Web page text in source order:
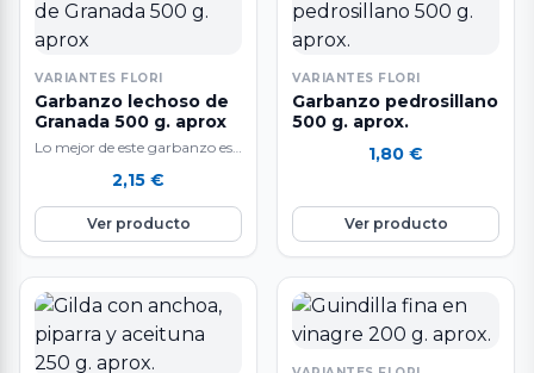
VARIANTES FLORI
Garbanzo lechoso de
Granada 500 g. aprox
Lo mejor de este garbanzo es
agradable y suave, ideal para…
2,15 €
Ver producto
VARIANTES FLORI
Garbanzo pedrosillano
500 g. aprox.
1,80 €
Ver producto